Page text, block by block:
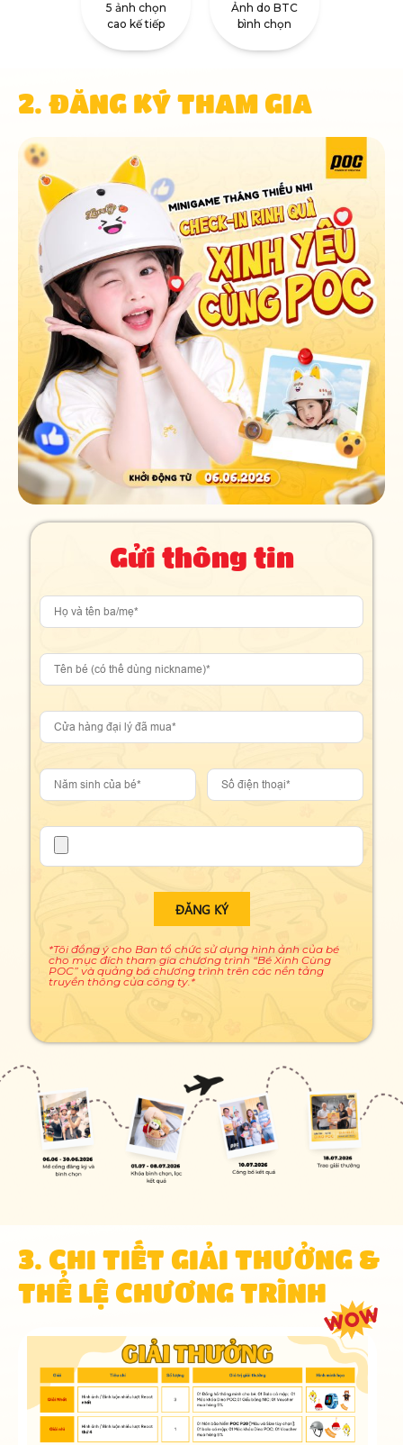
SettingsPIP
Enter
fullscreen
5 ảnh chọn
cao kế tiếp
Ảnh do BTC
bình chọn
2. ĐĂNG KÝ THAM GIA
Gửi thông tin
ĐĂNG KÝ
*Tôi đồng ý cho Ban tổ chức sử dụng hình ảnh của bé
cho mục đích tham gia chương trình “Bé Xinh Cùng
POC” và quảng bá chương trình trên các nền tảng
truyền thông của công ty.*
3. CHI TIẾT GIẢI THƯỞNG &
THỂ LỆ CHƯƠNG TRÌNH